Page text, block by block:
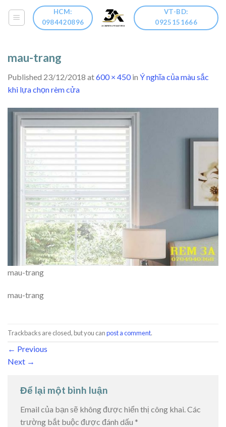
HCM:
0984420896
VT-BD:
0925151666
mau-trang
Published 23/12/2018 at600 × 450in Ý nghĩa của màu sắc
khi lựa chọn rèm cửa
mau-trang
mau-trang
Trackbacks are closed, but you canpost a comment.
← Previous
Next →
Để lại một bình luận
Email của bạn sẽ không được hiển thị công khai.Các
trường bắt buộc được đánh dấu *